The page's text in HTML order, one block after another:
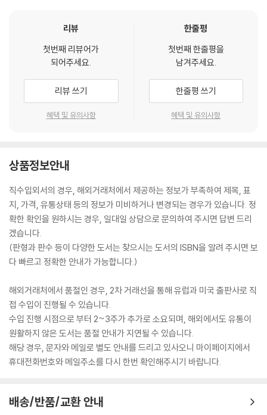
리뷰
첫번째 리뷰어가
되어주세요.
리뷰 쓰기
혜택 및 유의사항
한줄평
첫번째 한줄평을
남겨주세요.
한줄평 쓰기
혜택 및 유의사항
상품정보안내
직수입외서의 경우, 해외거래처에서 제공하는 정보가 부족하여 제목, 표
지, 가격, 유통상태 등의 정보가 미비하거나 변경되는 경우가 있습니다. 정
확한 확인을 원하시는 경우, 일대일 상담으로 문의하여 주시면 답변 드리
겠습니다.
(판형과 판수 등이 다양한 도서는 찾으시는 도서의 ISBN을 알려 주시면 보
다 빠르고 정확한 안내가 가능합니다.)
해외거래처에서 품절인 경우, 2차 거래선을 통해 유럽과 미국 출판사로 직
접 수입이 진행될 수 있습니다.
수입 진행 시점으로 부터 2~3주가 추가로 소요되며, 해외에서도 유통이
원활하지 않은 도서는 품절 안내가 지연될 수 있습니다.
해당 경우, 문자와 메일로 별도 안내를 드리고 있사오니 마이페이지에서
휴대전화번호와 메일주소를 다시 한번 확인해주시기 바랍니다.
배송/반품/교환 안내